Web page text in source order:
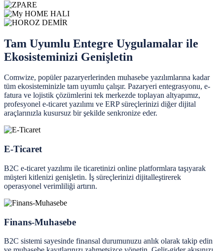
Tam Uyumlu Entegre Uygulamalar ile
Ekosisteminizi Genişletin
Comwize, popüler pazaryerlerinden muhasebe yazılımlarına kadar
tüm ekosisteminizle tam uyumlu çalışır. Pazaryeri entegrasyonu, e-
fatura ve lojistik çözümlerini tek merkezde toplayan altyapımız,
profesyonel e-ticaret yazılımı ve ERP süreçlerinizi diğer dijital
araçlarınızla kusursuz bir şekilde senkronize eder.
E-Ticaret
B2C e-ticaret yazılımı ile ticaretinizi online platformlara taşıyarak
müşteri kitlenizi genişletin. İş süreçlerinizi dijitalleştirerek
operasyonel verimliliği artırın.
Finans-Muhasebe
B2C sistemi sayesinde finansal durumunuzu anlık olarak takip edin